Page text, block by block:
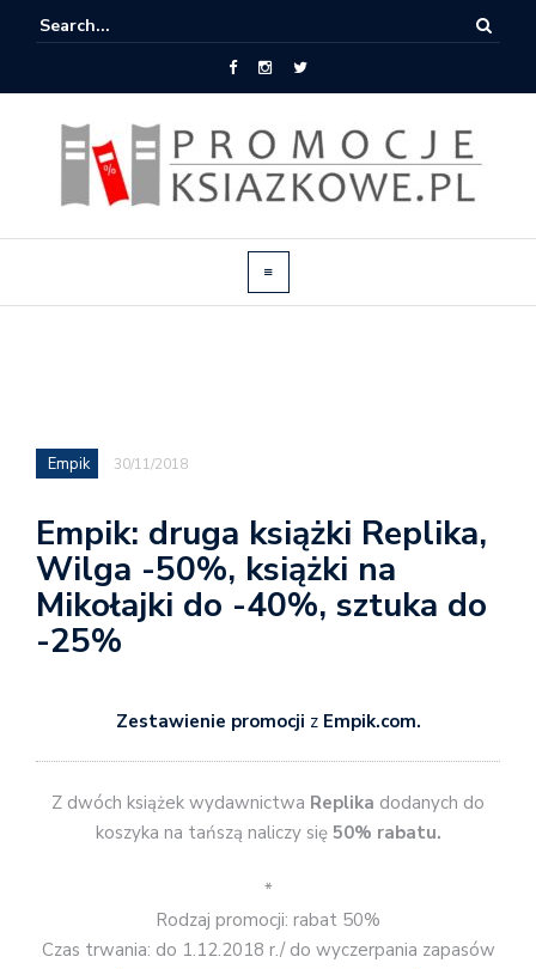
Empik 30/11/2018
Empik: druga książki Replika,
Wilga -50%, książki na
Mikołajki do -40%, sztuka do
-25%
Zestawienie promocji z Empik.com.
Z dwóch książek wydawnictwa Replika dodanych do
koszyka na tańszą naliczy się50% rabatu.
*
Rodzaj promocji: rabat 50%
Czas trwania: do 1.12.2018 r./ do wyczerpania zapasów